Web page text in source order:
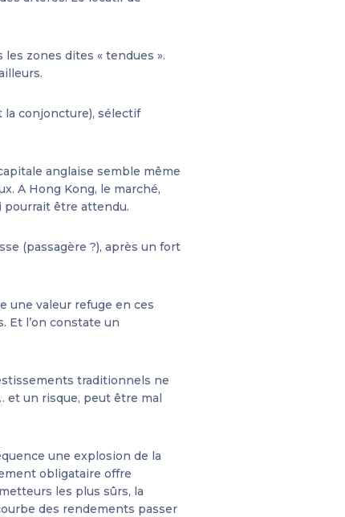
zones dites « tendues ».
conjoncture), sélectif
anglaise semble même
A Hong Kong, le marché,
pourrait être attendu.
(passagère ?), après un fort
une valeur refuge en ces
Et l’on constate un
traditionnels ne
et un risque, peut être mal
une explosion de la
obligataire offre
les plus sûrs, la
des rendements passer